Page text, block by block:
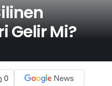
Gelir Mi?
0